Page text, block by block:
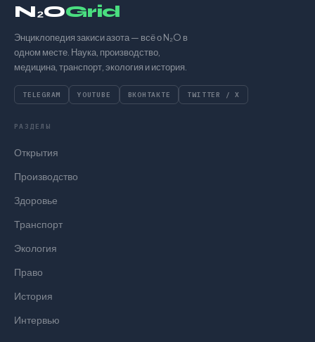
N₂OGrid
Энциклопедия закиси азота — всё о N₂O в
одном месте. Наука, производство,
медицина, транспорт, экология и история.
TELEGRAM YOUTUBE ВКОНТАКТЕ TWITTER / X
РАЗДЕЛЫ
Открытия
Производство
Здоровье
Транспорт
Экология
Право
История
Интервью